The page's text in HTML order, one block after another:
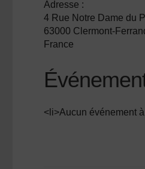
Adresse :
4 Rue Notre Dame du
63000 Clermont-
France
<li>Aucun événement